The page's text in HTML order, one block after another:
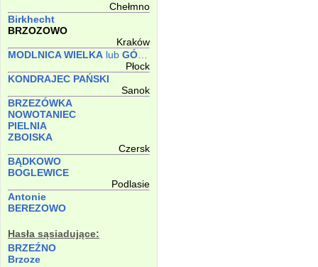
Chełmno
Birkhecht
BRZOZOWO
Kraków
MODLNICA WIELKA lub GÓRNA
Płock
KONDRAJEC PAŃSKI
Sanok
BRZEZÓWKA
NOWOTANIEC
PIELNIA
ZBOISKA
Czersk
BĄDKOWO
BOGLEWICE
Podlasie
Antonie
BEREZOWO
Hasła sąsiadujące:
BRZEŹNO
Brzoze